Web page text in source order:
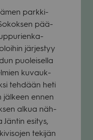
park­ki­
pää­
jär­jes­tyy
puo­lei­sella
kuvauk­
teh­dään heti
jäl­keen ennen
alkua näh­
esi­tys,
teki­jän